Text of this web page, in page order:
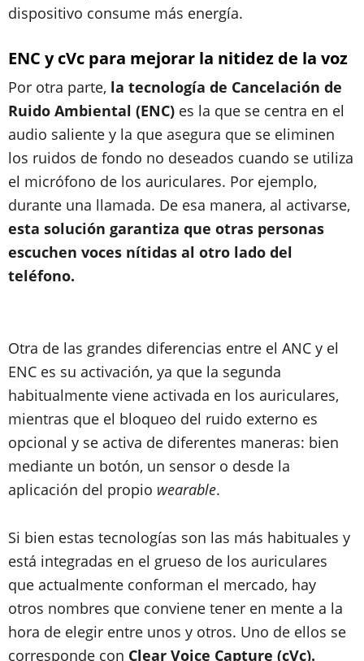
dispositivo consume más energía.
ENC y cVc para mejorar la nitidez de la voz
Por otra parte, la tecnología de Cancelación de
Ruido Ambiental (ENC) es la que se centra en el
audio saliente y la que asegura que se eliminen
los ruidos de fondo no deseados cuando se utiliza
el micrófono de los auriculares. Por ejemplo,
durante una llamada. De esa manera, al activarse,
esta solución garantiza que otras personas
escuchen voces nítidas al otro lado del
teléfono.
Otra de las grandes diferencias entre el ANC y el
ENC es su activación, ya que la segunda
habitualmente viene activada en los auriculares,
mientras que el bloqueo del ruido externo es
opcional y se activa de diferentes maneras: bien
mediante un botón, un sensor o desde la
aplicación del propio wearable.
Si bien estas tecnologías son las más habituales y
está integradas en el grueso de los auriculares
que actualmente conforman el mercado, hay
otros nombres que conviene tener en mente a la
hora de elegir entre unos y otros. Uno de ellos se
corresponde con Clear Voice Capture (cVc).